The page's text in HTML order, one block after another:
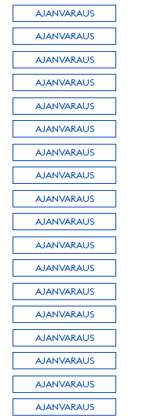
AJANVARAUS
AJANVARAUS
AJANVARAUS
AJANVARAUS
AJANVARAUS
AJANVARAUS
AJANVARAUS
AJANVARAUS
AJANVARAUS
AJANVARAUS
AJANVARAUS
AJANVARAUS
AJANVARAUS
AJANVARAUS
AJANVARAUS
AJANVARAUS
AJANVARAUS
AJANVARAUS